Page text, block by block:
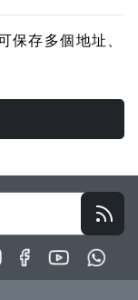
保存多個地址、